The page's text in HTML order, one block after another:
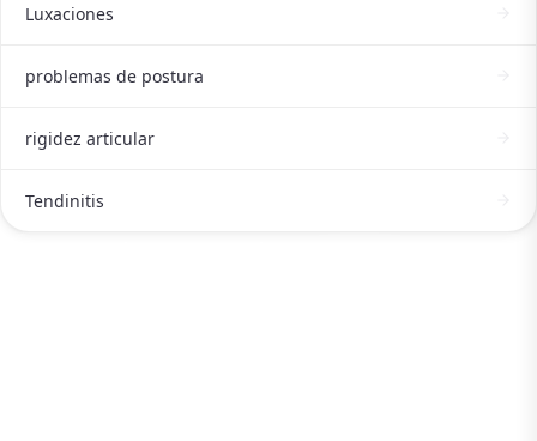
Luxaciones
problemas de postura
rigidez articular
Tendinitis